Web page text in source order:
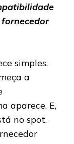
fornecedor
simples.
a
aparece. E,
no spot.